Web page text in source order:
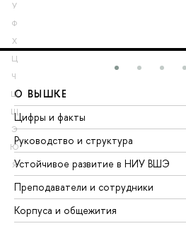
У
Ф
Х
Ц
Ч
Ш
Щ
Э
Ю
Я
О ВЫШКЕ
Цифры и факты
Руководство и структура
Устойчивое развитие в НИУ ВШЭ
Преподаватели и сотрудники
Корпуса и общежития